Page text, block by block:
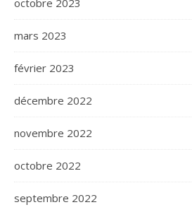
octobre 2023
mars 2023
février 2023
décembre 2022
novembre 2022
octobre 2022
septembre 2022